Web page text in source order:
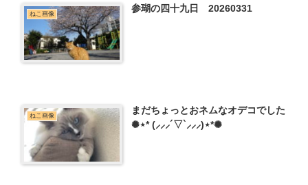
ねこ画像 参瑚の四十九日 20260331
ねこ画像
まだちょっとおネムなオデコでした
✺⋆* (⸝⸝⸝´▽`⸝⸝⸝)⋆*✺